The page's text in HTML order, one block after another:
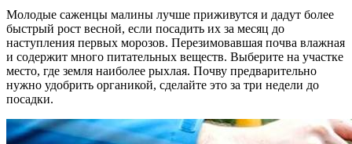
Молодые саженцы малины лучше приживутся и дадут более
быстрый рост весной, если посадить их за месяц до
наступления первых морозов. Перезимовавшая почва влажная
и содержит много питательных веществ. Выберите на участке
место, где земля наиболее рыхлая. Почву предварительно
нужно удобрить органикой, сделайте это за три недели до
посадки.